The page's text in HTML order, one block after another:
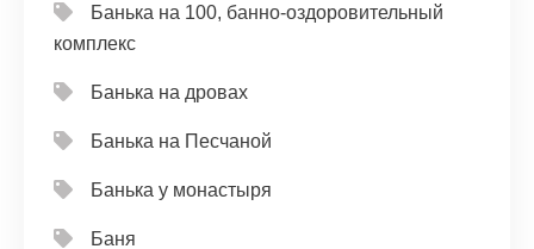
Банька на 100, банно-оздоровительный
комплекс
Банька на дровах
Банька на Песчаной
Банька у монастыря
Баня